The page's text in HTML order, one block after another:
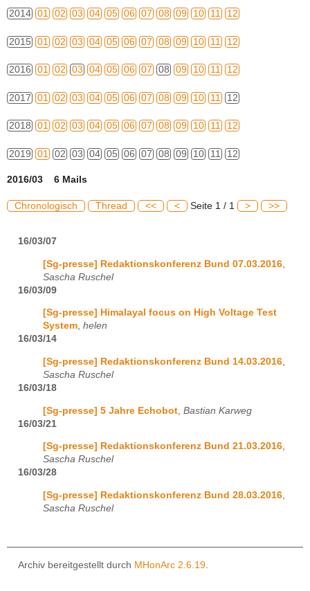
2014 01 02 03 04 05 06 07 08 09 10 11 12
2015 01 02 03 04 05 06 07 08 09 10 11 12
2016 01 02 03 04 05 06 07 08 09 10 11 12
2017 01 02 03 04 05 06 07 08 09 10 11 12
2018 01 02 03 04 05 06 07 08 09 10 11 12
2019 01 02 03 04 05 06 07 08 09 10 11 12
2016/03 6 Mails
Chronologisch Thread << < Seite 1 / 1 > >>
16/03/07
[Sg-presse] Redaktionskonferenz Bund 07.03.2016
Sascha Ruschel
16/03/09
[Sg-presse] Himalayal focus on High Voltage Test
System, helen
16/03/14
[Sg-presse] Redaktionskonferenz Bund 14.03.2016
Sascha Ruschel
16/03/18
[Sg-presse] 5 Jahre Echobot Bastian Karweg
16/03/21
[Sg-presse] Redaktionskonferenz Bund 21.03.2016,
Sascha Ruschel
16/03/28
[Sg-presse] Redaktionskonferenz Bund 28.03.2016
Sascha Ruschel
Archiv bereitgestellt durch MHonArc 2.6.19